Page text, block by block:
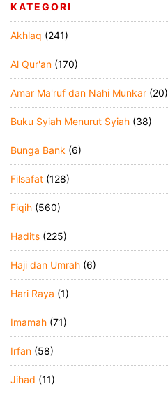
KATEGORI
Akhlaq (241)
Al Qur'an (170)
Amar Ma'ruf dan Nahi Munkar (20)
Buku Syiah Menurut Syiah (38)
Bunga Bank (6)
Filsafat (128)
Fiqih (560)
Hadits (225)
Haji dan Umrah (6)
Hari Raya (1)
Imamah (71)
Irfan (58)
Jihad (11)